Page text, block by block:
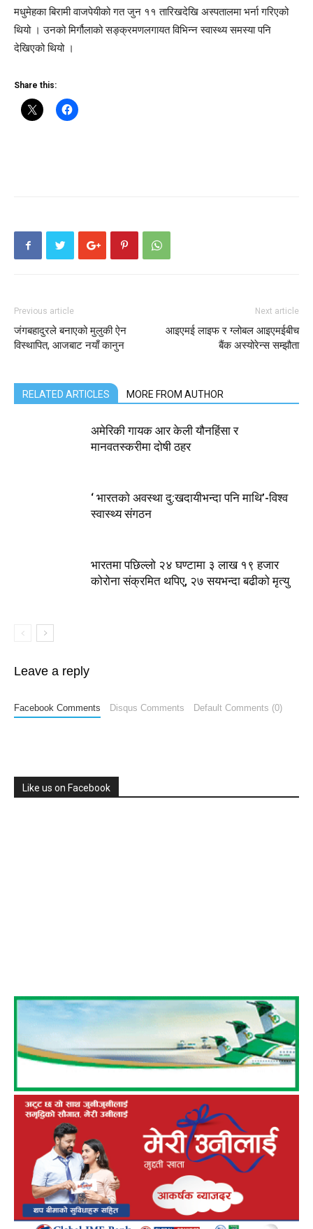
मधुमेहका बिरामी वाजपेयीको गत जुन ११ तारिखदेखि अस्पतालमा भर्ना गरिएको
थियो । उनको मिर्गौलाको सङ्क्रमणलगायत विभिन्न स्वास्थ्य समस्या पनि
देखिएको थियो ।
Share this:
Previous article
जंगबहादुरले बनाएको मुलुकी ऐन
विस्थापित, आजबाट नयाँ कानुन
Next article
आइएमई लाइफ र ग्लोबल आइएमईबीच
बैंक अस्योरेन्स सम्झौता
RELATED ARTICLES MORE FROM AUTHOR
अमेरिकी गायक आर केली यौनहिंसा र
मानवतस्करीमा दोषी ठहर
‘ भारतकाे अवस्था दु:खदायीभन्दा पनि माथि’-विश्व
स्वास्थ्य संगठन
भारतमा पछिल्लो २४ घण्टामा ३ लाख १९ हजार
कोरोना संक्रमित थपिए, २७ सयभन्दा बढीको मृत्यु
Leave a reply
Facebook Comments Disqus Comments Default Comments (0)
Like us on Facebook